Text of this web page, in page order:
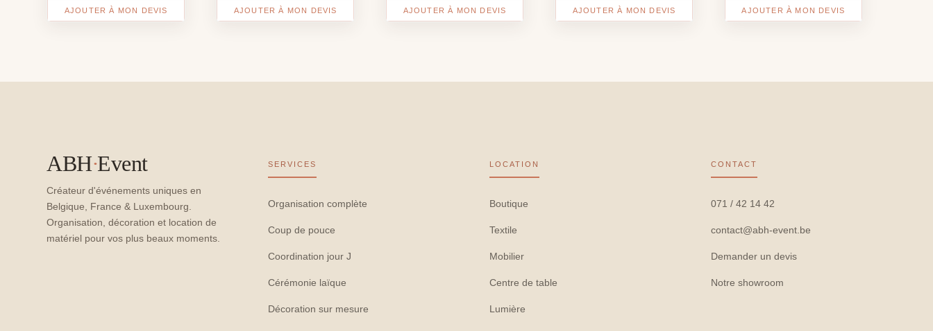
AJOUTER À MON DEVIS AJOUTER À MON DEVIS AJOUTER À MON DEVIS AJOUTER À MON DEVIS AJOUTER À MON DEVIS
ABH·Event
Créateur d'événements uniques en
Belgique, France & Luxembourg.
Organisation, décoration et location de
matériel pour vos plus beaux moments.
SERVICES
Organisation complète
Coup de pouce
Coordination jour J
Cérémonie laïque
Décoration sur mesure
LOCATION
Boutique
Textile
Mobilier
Centre de table
Lumière
CONTACT
071 / 42 14 42
contact@abh-event.be
Demander un devis
Notre showroom